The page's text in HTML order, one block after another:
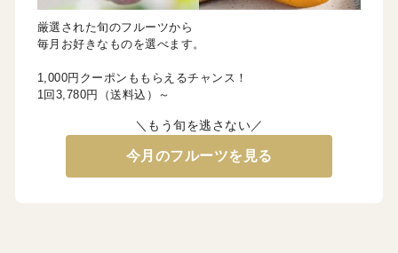
厳選された旬のフルーツから
毎月お好きなものを選べます。
1,000円クーポンももらえるチャンス！
1回3,780円（送料込）～
＼もう旬を逃さない／
今月のフルーツを見る